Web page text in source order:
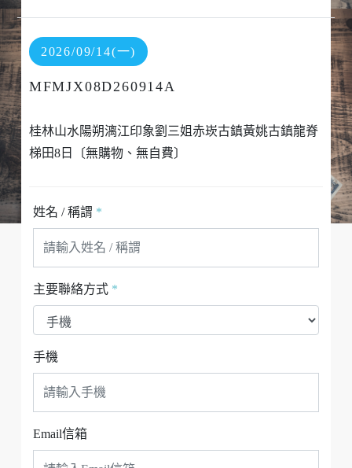
2026/09/14(一)
MFMJX08D260914A
桂林山水陽朔漓江印象劉三姐赤崁古鎮黃姚古鎮龍脊
梯田8日〔無購物、無自費〕
姓名 / 稱謂 *
主要聯絡方式 *
手機
Email信箱